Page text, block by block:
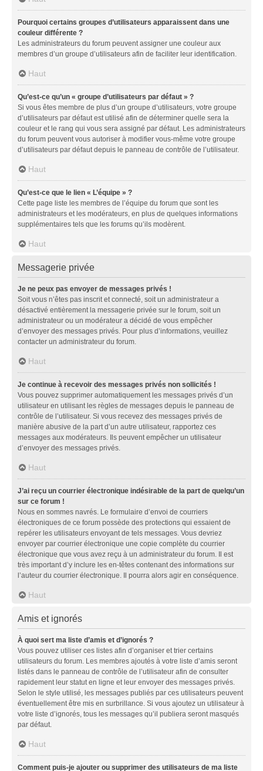
Pourquoi certains groupes d’utilisateurs apparaissent dans une
couleur différente ?
Les administrateurs du forum peuvent assigner une couleur aux
membres d’un groupe d’utilisateurs afin de faciliter leur identification.
Haut
Qu’est-ce qu’un « groupe d’utilisateurs par défaut » ?
Si vous êtes membre de plus d’un groupe d’utilisateurs, votre groupe
d’utilisateurs par défaut est utilisé afin de déterminer quelle sera la
couleur et le rang qui vous sera assigné par défaut. Les administrateurs
du forum peuvent vous autoriser à modifier vous-même votre groupe
d’utilisateurs par défaut depuis le panneau de contrôle de l’utilisateur.
Haut
Qu’est-ce que le lien « L’équipe » ?
Cette page liste les membres de l’équipe du forum que sont les
administrateurs et les modérateurs, en plus de quelques informations
supplémentaires tels que les forums qu’ils modèrent.
Haut
Messagerie privée
Je ne peux pas envoyer de messages privés !
Soit vous n’êtes pas inscrit et connecté, soit un administrateur a
désactivé entièrement la messagerie privée sur le forum, soit un
administrateur ou un modérateur a décidé de vous empêcher
d’envoyer des messages privés. Pour plus d’informations, veuillez
contacter un administrateur du forum.
Haut
Je continue à recevoir des messages privés non sollicités !
Vous pouvez supprimer automatiquement les messages privés d’un
utilisateur en utilisant les règles de messages depuis le panneau de
contrôle de l’utilisateur. Si vous recevez des messages privés de
manière abusive de la part d’un autre utilisateur, rapportez ces
messages aux modérateurs. Ils peuvent empêcher un utilisateur
d’envoyer des messages privés.
Haut
J’ai reçu un courrier électronique indésirable de la part de quelqu’un
sur ce forum !
Nous en sommes navrés. Le formulaire d’envoi de courriers
électroniques de ce forum possède des protections qui essaient de
repérer les utilisateurs envoyant de tels messages. Vous devriez
envoyer par courrier électronique une copie complète du courrier
électronique que vous avez reçu à un administrateur du forum. Il est
très important d’y inclure les en-têtes contenant des informations sur
l’auteur du courrier électronique. Il pourra alors agir en conséquence.
Haut
Amis et ignorés
À quoi sert ma liste d’amis et d’ignorés ?
Vous pouvez utiliser ces listes afin d’organiser et trier certains
utilisateurs du forum. Les membres ajoutés à votre liste d’amis seront
listés dans le panneau de contrôle de l’utilisateur afin de consulter
rapidement leur statut en ligne et leur envoyer des messages privés.
Selon le style utilisé, les messages publiés par ces utilisateurs peuvent
éventuellement être mis en surbrillance. Si vous ajoutez un utilisateur à
votre liste d’ignorés, tous les messages qu’il publiera seront masqués
par défaut.
Haut
Comment puis-je ajouter ou supprimer des utilisateurs de ma liste